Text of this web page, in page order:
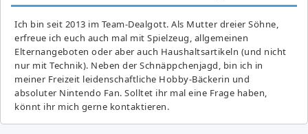
Ich bin seit 2013 im Team-Dealgott. Als Mutter dreier Söhne,
erfreue ich euch auch mal mit Spielzeug, allgemeinen
Elternangeboten oder aber auch Haushaltsartikeln (und nicht
nur mit Technik). Neben der Schnäppchenjagd, bin ich in
meiner Freizeit leidenschaftliche Hobby-Bäckerin und
absoluter Nintendo Fan. Solltet ihr mal eine Frage haben,
könnt ihr mich gerne kontaktieren.